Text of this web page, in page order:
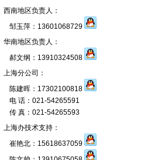
西南地区负责人：
邹玉萍：13601068729
华南地区负责人：
郝文纲：13910324508
上海分公司：
陈建晖：17302100818
电 话：021-54265591
传 真：021-54265593
上海办技术支持：
崔艳北：15618637059